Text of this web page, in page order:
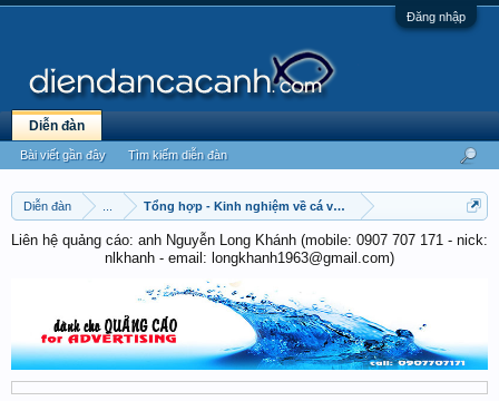
Đăng nhập
Diễn đàn Tổng hợp - Kinh nghiệm về cá vàng & cá chép
Liên hệ quảng cáo: anh Nguyễn Long Khánh (mobile: 0907 707 171 - nick:
nlkhanh - email: longkhanh1963@gmail.com)
Diễn đàn
Bài viết gần đây Tìm kiếm diễn đàn